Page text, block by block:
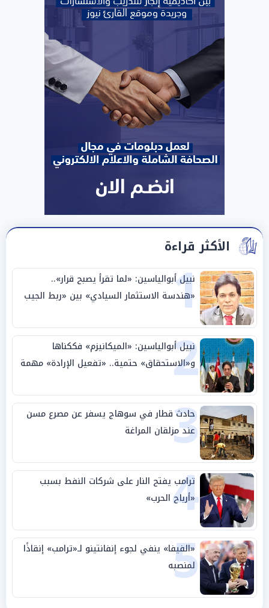
الأكثر قراءة
1
نبيل أبوالياسين: «لما تقرأ يصبح قرار»..
«هندسة الاستثمار السيادي» بين «ربط الجيب
بالوطن» و«سيادة الكلمة»
2
نبيل أبوالياسين: «الميكانيزم» فككناها
و«الاستحقاق» حتمية.. «تفعيل الإرادة» مهمة
الجامعة العربية
3
حادث قطار في سوهاج يسفر عن مصرع مسن
عند مزلقان المراغة
4
ترامب يفتح النار على شركات النفط بسبب
«أرباح الحرب»
5
«الفيفا» ينفي لجوء إنفانتينو لـ«ترامب» إنقاذًا
لمنصبه